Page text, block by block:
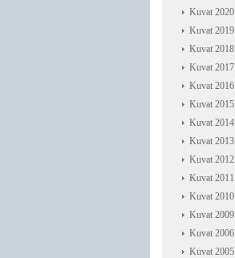
Kuvat 2020
Kuvat 2019
Kuvat 2018
Kuvat 2017
Kuvat 2016
Kuvat 2015
Kuvat 2014
Kuvat 2013
Kuvat 2012
Kuvat 2011
Kuvat 2010
Kuvat 2009
Kuvat 2006
Kuvat 2005